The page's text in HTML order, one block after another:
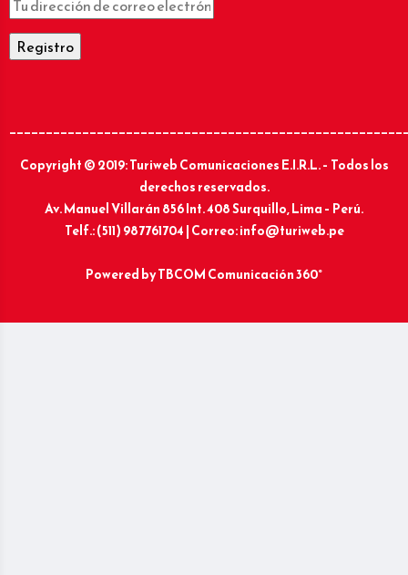
Copyright © 2019: Turiweb Comunicaciones E.I.R.L. – Todos los
derechos reservados.
Av. Manuel Villarán 856 Int. 408 Surquillo, Lima – Perú.
Telf.: (511) 987761704 | Correo: info@turiweb.pe
Powered byTBCOM Comunicación 360°